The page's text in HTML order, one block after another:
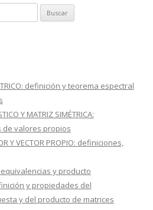
definición y teorema espectral
Y MATRIZ SIMÉTRICA:
valores propios
Y VECTOR PROPIO: definiciones,
equivalencias y producto
y propiedades del
y del producto de matrices